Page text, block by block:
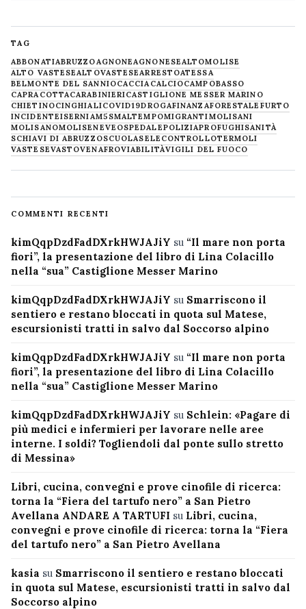
TAG
ABBONATIABRUZZOAGNONEAGNONESEALTOMOLISE
ALTO VASTESEALTOVASTESEARRESTOATESSA
BELMONTE DEL SANNIOCACCIA CALCIOCAMPOBASSO
CAPRACOTTACARABINIERICASTIGLIONE MESSER MARINO
CHIETINOCINGHIALICOVID19DROGAFINANZAFORESTALE FURTO
INCIDENTEISERNIAM5SMALTEMPOMIGRANTIMOLISANI
MOLISANOMOLISENEVE OSPEDALEPOLIZIAPROFUGHISANITÀ
SCHIAVI DI ABRUZZOSCUOLASELECONTROLLOTERMOLI
VASTESEVASTOVENAFROVIABILITÀVIGILI DEL FUOCO
COMMENTI RECENTI
kimQqpDzdFadDXrkHWJAJiY su “Il mare non porta
fiori”, la presentazione del libro di Lina Colacillo
nella “sua” Castiglione Messer Marino
kimQqpDzdFadDXrkHWJAJiY su Smarriscono il
sentiero e restano bloccati in quota sul Matese,
escursionisti tratti in salvo dal Soccorso alpino
kimQqpDzdFadDXrkHWJAJiY su “Il mare non porta
fiori”, la presentazione del libro di Lina Colacillo
nella “sua” Castiglione Messer Marino
kimQqpDzdFadDXrkHWJAJiY su Schlein: «Pagare di
più medici e infermieri per lavorare nelle aree
interne. I soldi? Togliendoli dal ponte sullo stretto
di Messina»
Libri, cucina, convegni e prove cinofile di ricerca:
torna la “Fiera del tartufo nero” a San Pietro
Avellana ANDARE A TARTUFI su Libri, cucina,
convegni e prove cinofile di ricerca: torna la “Fiera
del tartufo nero” a San Pietro Avellana
kasia su Smarriscono il sentiero e restano bloccati
in quota sul Matese, escursionisti tratti in salvo dal
Soccorso alpino